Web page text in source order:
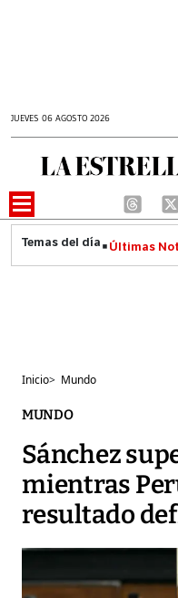
JUEVES 06 AGOSTO 2026
Últimas
Inicio> Mundo
MUNDO
Sánchez
mientras
resultado